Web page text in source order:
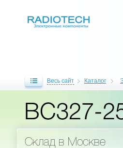
Весь сайт Каталог
BC327-
Склад в Москве